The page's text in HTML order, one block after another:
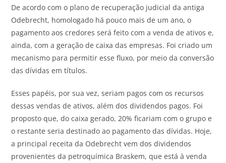
De acordo com o plano de recuperação judicial da antiga
Odebrecht, homologado há pouco mais de um ano, o
pagamento aos credores será feito com a venda de ativos e,
ainda, com a geração de caixa das empresas. Foi criado um
mecanismo para permitir esse fluxo, por meio da conversão
das dívidas em títulos.
Esses papéis, por sua vez, seriam pagos com os recursos
dessas vendas de ativos, além dos dividendos pagos. Foi
proposto que, do caixa gerado, 20% ficariam com o grupo e
o restante seria destinado ao pagamento das dívidas. Hoje,
a principal receita da Odebrecht vem dos dividendos
provenientes da petroquímica Braskem, que está à venda